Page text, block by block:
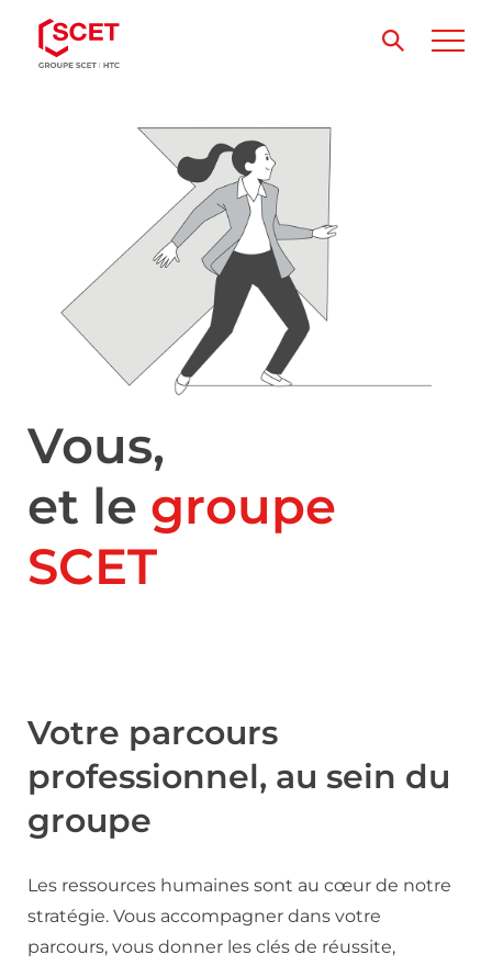
Vous,
et le groupe
SCET
Votre parcours
professionnel, au sein du
groupe
Les ressources humaines sont au cœur de notre
stratégie. Vous accompagner dans votre
parcours, vous donner les clés de réussite,